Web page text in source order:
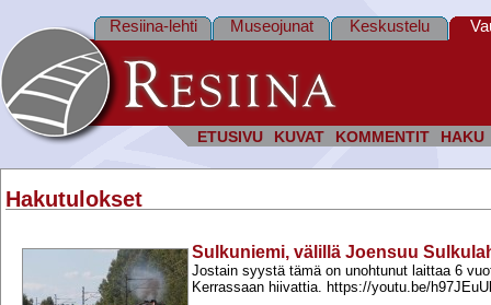
ETUSIVU KUVAT KOMMENTIT HAKU
Resiina-lehti Museojunat Keskustelu
Hakutulokset
Sulkuniemi, välillä Joensuu
Jostain syystä tämä on unohtunut laittaa 6
Kerrassaan hiivattia. https://youtu.be/